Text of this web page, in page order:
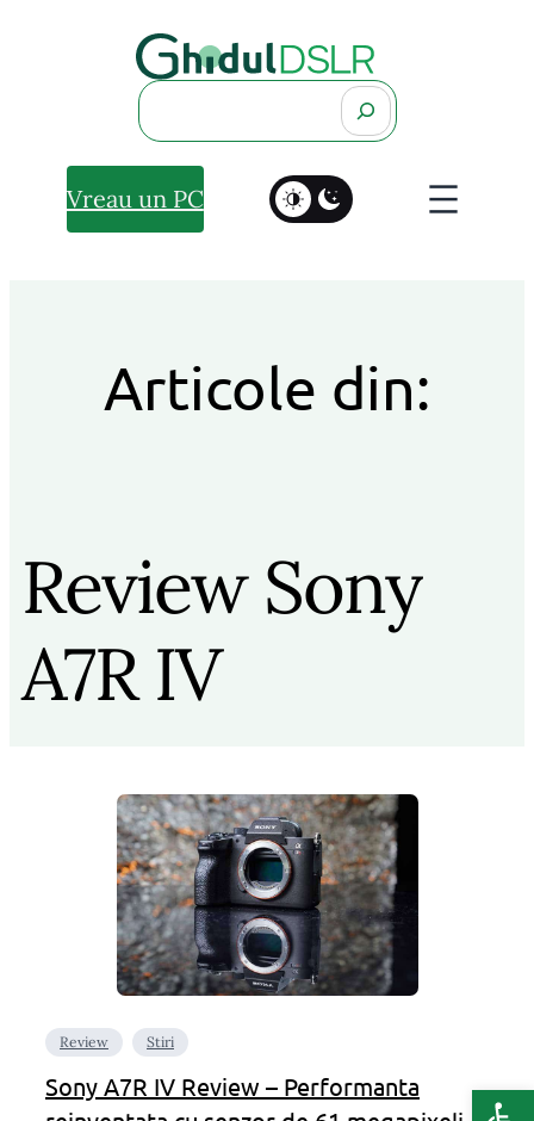
Search
Vreau un PC
Articole din:
Review Sony
A7R IV
Review Stiri
Sony A7R IV Review – Performanta